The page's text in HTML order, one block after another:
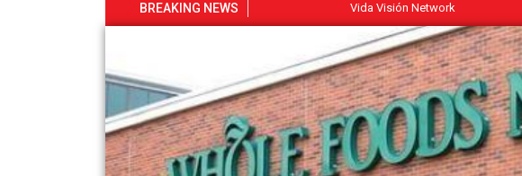
BREAKING NEWS Vida Visión Network